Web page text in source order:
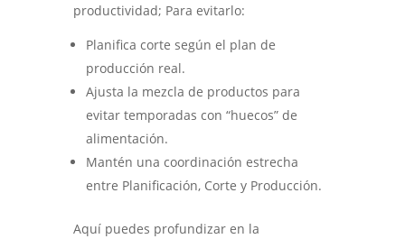
productividad; Para evitarlo:
Planifica corte según el plan de
producción real.
Ajusta la mezcla de productos para
evitar temporadas con “huecos” de
alimentación.
Mantén una coordinación estrecha
entre Planificación, Corte y Producción.
Aquí puedes profundizar en la